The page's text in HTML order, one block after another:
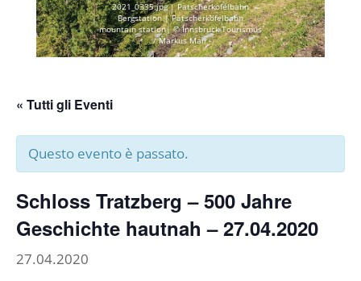
2021_0335.jpg | Patscherkofelbahn
Bergstation | Patscherkofelbahn
mountain station| © Innsbruck Tourismus
/ Markus Mair
« Tutti gli Eventi
Questo evento è passato.
Schloss Tratzberg – 500 Jahre
Geschichte hautnah – 27.04.2020
27.04.2020